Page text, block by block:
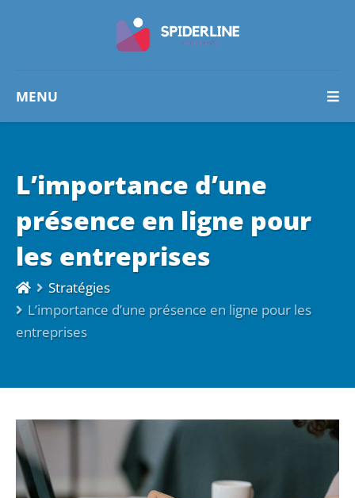
MENU
L’importance d’une
présence en ligne pour
les entreprises
Stratégies
L’importance d’une présence en ligne pour les
entreprises